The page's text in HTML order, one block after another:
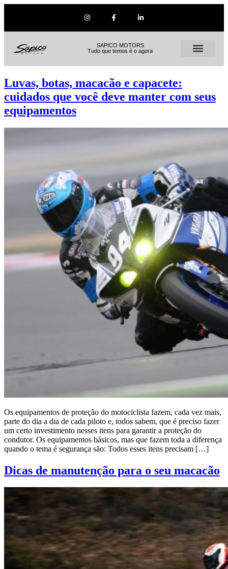
SAPICO MOTORS
Tudo que temos é o agora
Luvas, botas, macacão e capacete:
cuidados que você deve manter com seus
equipamentos
Os equipamentos de proteção do motociclista fazem, cada vez mais,
parte do dia a dia de cada piloto e, todos sabem, que é preciso fazer
um certo investimento nesses itens para garantir a proteção do
condutor. Os equipamentos básicos, mas que fazem toda a diferença
quando o tema é segurança são: Todos esses itens precisam […]
Dicas de manutenção para o seu macacão